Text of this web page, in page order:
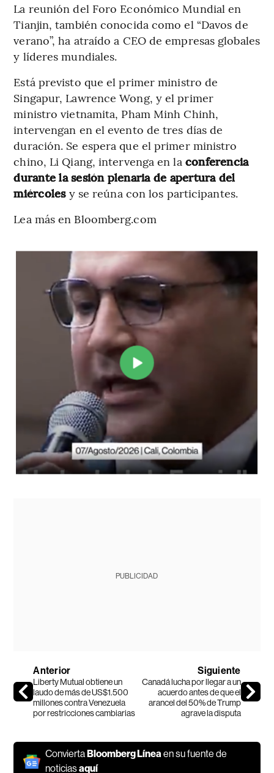
La reunión del Foro Económico Mundial en
Tianjin, también conocida como el “Davos de
verano”, ha atraído a CEO de empresas globales
y líderes mundiales.
Está previsto que el primer ministro de
Singapur, Lawrence Wong, y el primer
ministro vietnamita, Pham Minh Chinh,
intervengan en el evento de tres días de
duración. Se espera que el primer ministro
chino, Li Qiang, intervenga en la conferencia
durante la sesión plenaria de apertura del
miércolesy se reúna con los participantes.
Lea más en Bloomberg.com
PUBLICIDAD
Anterior
Liberty Mutual obtiene un
laudo de más de US$1.500
millones contra Venezuela
por restricciones cambiarias
Siguiente
Canadá lucha por llegar a un
acuerdo antes de que el
arancel del 50% de Trump
agrave la disputa
Convierta Bloomberg Líneaen su fuente de
noticiasaquí